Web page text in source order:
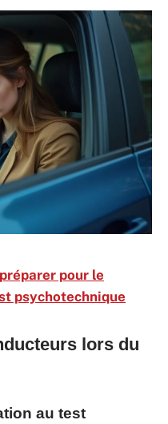
pour le
psychotechnique
lors du
au test